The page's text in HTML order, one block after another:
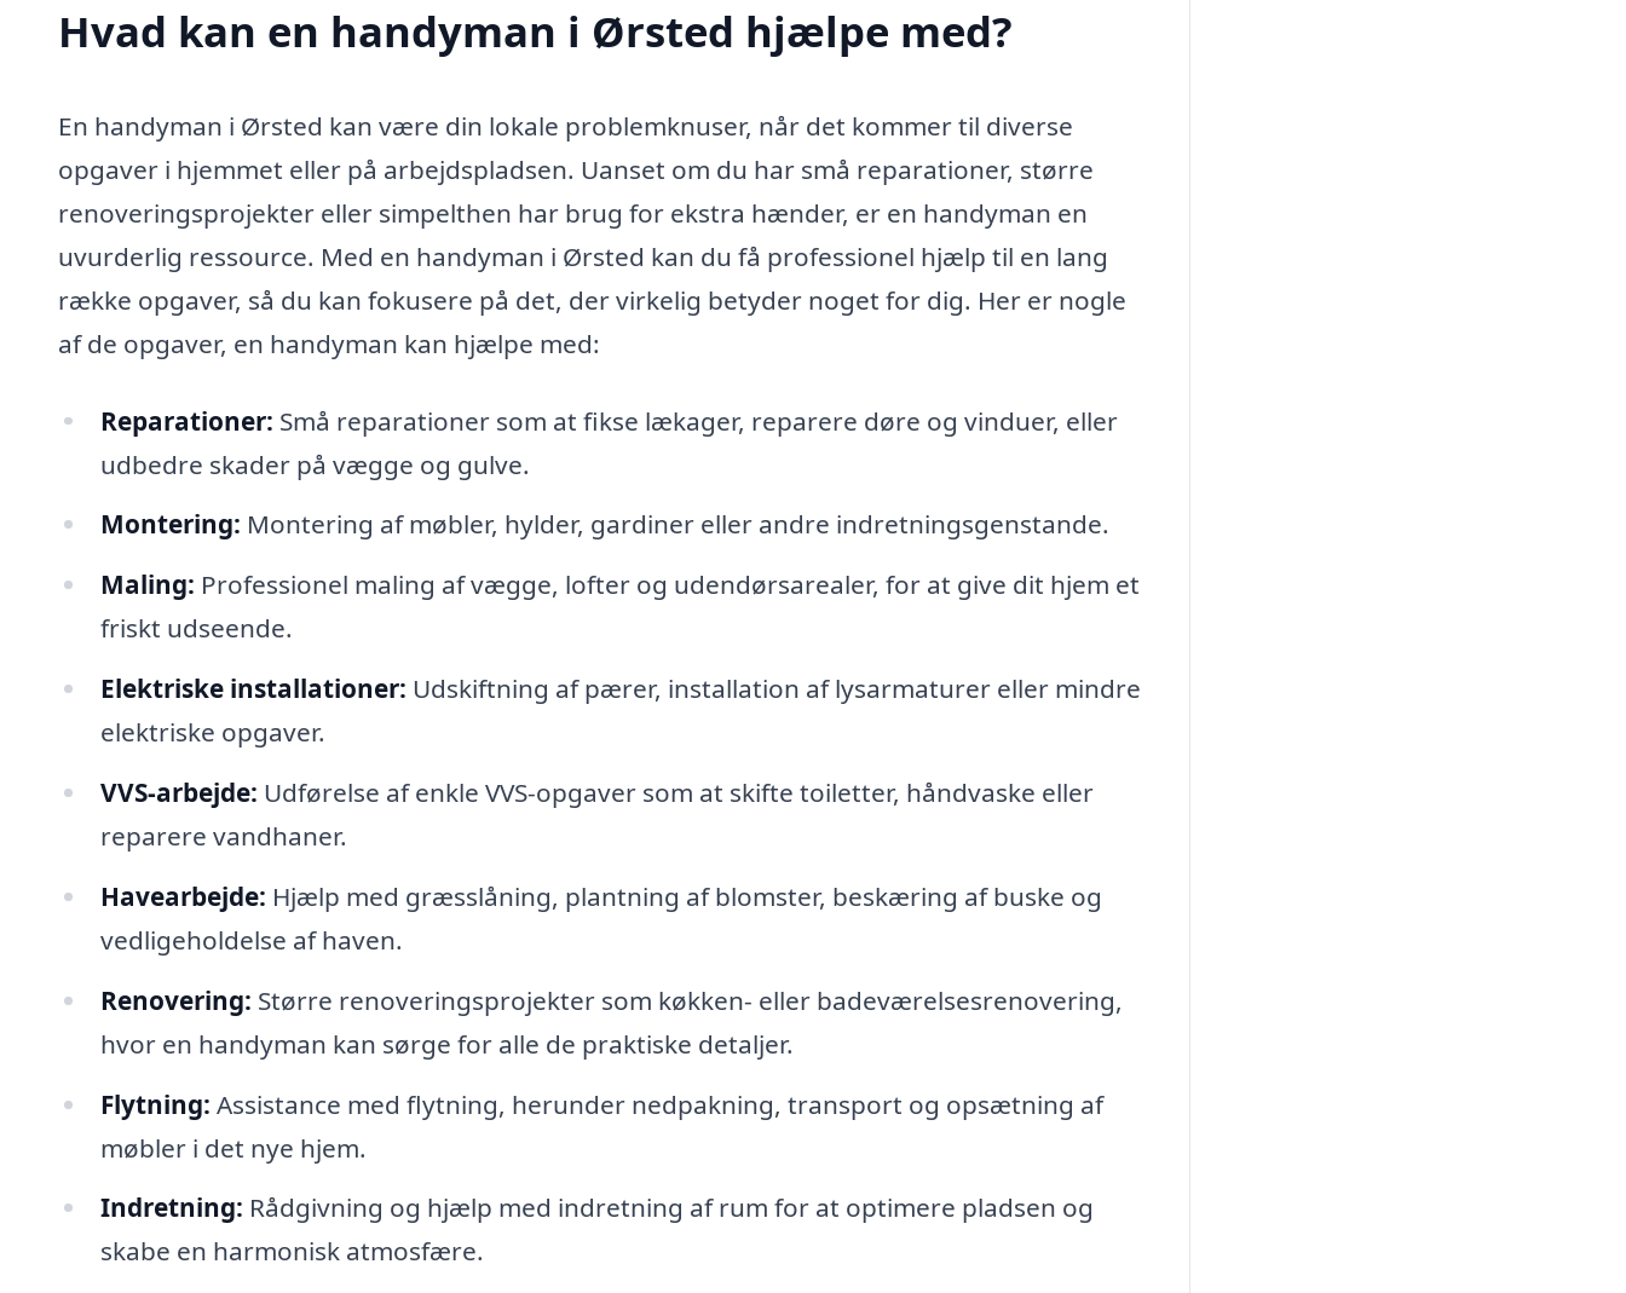
Hvad kan en handyman i Ørsted hjælpe med?
En handyman i Ørsted kan være din lokale problemknuser, når det kommer til diverse
opgaver i hjemmet eller på arbejdspladsen. Uanset om du har små reparationer, større
renoveringsprojekter eller simpelthen har brug for ekstra hænder, er en handyman en
uvurderlig ressource. Med en handyman i Ørsted kan du få professionel hjælp til en lang
række opgaver, så du kan fokusere på det, der virkelig betyder noget for dig. Her er nogle
af de opgaver, en handyman kan hjælpe med:
Reparationer: Små reparationer som at fikse lækager, reparere døre og vinduer, eller
udbedre skader på vægge og gulve.
Montering: Montering af møbler, hylder, gardiner eller andre indretningsgenstande.
Maling: Professionel maling af vægge, lofter og udendørsarealer, for at give dit hjem et
friskt udseende.
Elektriske installationer: Udskiftning af pærer, installation af lysarmaturer eller mindre
elektriske opgaver.
VVS-arbejde: Udførelse af enkle VVS-opgaver som at skifte toiletter, håndvaske eller
reparere vandhaner.
Havearbejde: Hjælp med græsslåning, plantning af blomster, beskæring af buske og
vedligeholdelse af haven.
Renovering: Større renoveringsprojekter som køkken- eller badeværelsesrenovering,
hvor en handyman kan sørge for alle de praktiske detaljer.
Flytning: Assistance med flytning, herunder nedpakning, transport og opsætning af
møbler i det nye hjem.
Indretning: Rådgivning og hjælp med indretning af rum for at optimere pladsen og
skabe en harmonisk atmosfære.